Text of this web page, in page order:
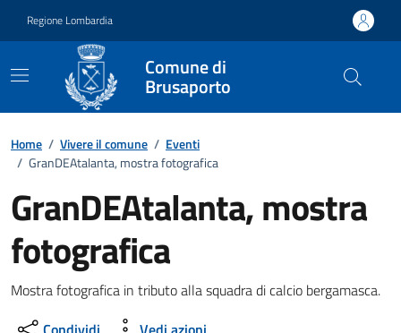
Regione Lombardia
Comune di
Brusaporto
Home / Vivere il comune / Eventi
/ GranDEAtalanta, mostra fotografica
GranDEAtalanta, mostra
fotografica
Dettagli della notizia
Mostra fotografica in tributo alla squadra di calcio bergamasca.